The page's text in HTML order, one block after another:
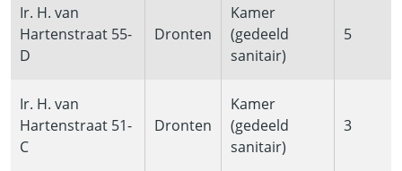
Ir. H. van
Hartenstraat 55-
D
Dronten
Kamer
(gedeeld
sanitair)
5
Ir. H. van
Hartenstraat 51-
C
Dronten
Kamer
(gedeeld
sanitair)
3